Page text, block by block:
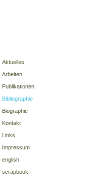
Aktuelles
Arbeiten
Publikationen
Bibliographie
Biographie
Kontakt
Links
Impressum
english
scrapbook